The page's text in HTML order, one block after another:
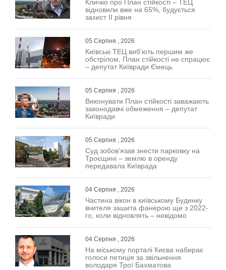
Кличко про План стійкості – ТЕЦ
відновили вже на 65%, будується
захист ІІ рівня
05 Серпня , 2026
Київські ТЕЦ виб’ють першим же
обстрілом, План стійкості не спрацює
– депутат Київради Ємець
05 Серпня , 2026
Виконувати План стійкості заважають
законодавчі обмеження – депутат
Київради
05 Серпня , 2026
Суд зобов’язав знести парковку на
Троєщині – землю в оренду
передавала Київрада
04 Серпня , 2026
Частина вікон в київському Будинку
вчителя зашита фанерою ще з 2022-
го, коли відновлять – невідомо
04 Серпня , 2026
На міському порталі Києва набирає
голоси петиція за звільнення
володаря Трої Бахматова